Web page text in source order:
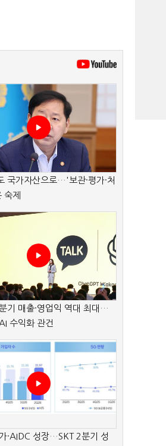
국가자산으로…'보관·평가·처
숙제
기 매출·영업익 역대 최대…
수익화 관건
·AIDC 성장…SKT 2분기 성